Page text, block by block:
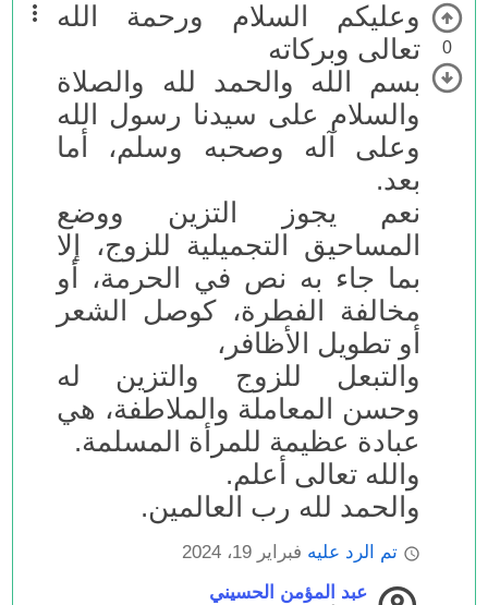
0
وعليكم السلام ورحمة الله
تعالى وبركاته
بسم الله والحمد لله والصلاة
والسلام على سيدنا رسول الله
وعلى آله وصحبه وسلم، أما
بعد.
نعم يجوز التزين ووضع
المساحيق التجميلية للزوج، إلا
بما جاء به نص في الحرمة، أو
مخالفة الفطرة، كوصل الشعر
أو تطويل الأظافر،
والتبعل للزوج والتزين له
وحسن المعاملة والملاطفة، هي
عبادة عظيمة للمرأة المسلمة.
والله تعالى أعلم.
والحمد لله رب العالمين.
تم الرد عليه فبراير 19، 2024
عبد المؤمن الحسيني